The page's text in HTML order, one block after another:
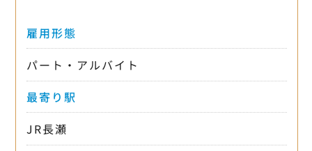
雇用形態
パート・アルバイト
最寄り駅
JR長瀬